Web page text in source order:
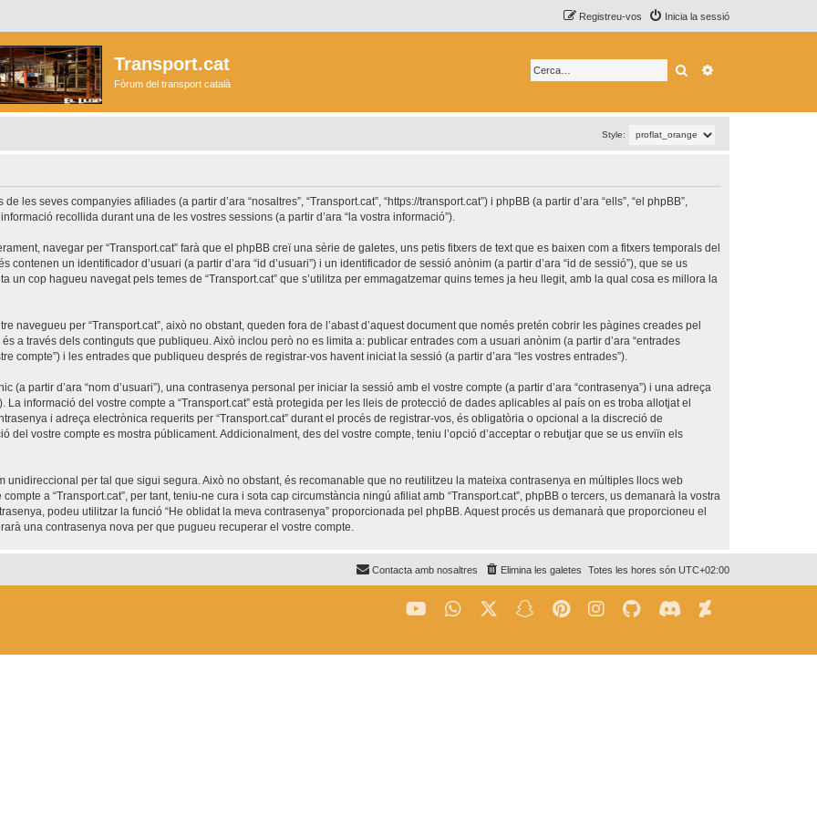
Inicia la sessió
Registreu-vos
Transport.cat
Fòrum del transport català
Cerca
Style:
les seves companyies afiliades (a partir d’ara “nosaltres”, “Transport.cat”, “https://transport.cat”) i phpBB (a partir d’ara “ells”, “el phpBB”,
recollida durant una de les vostres sessions (a partir d’ara “la vostra informació”).
navegar per “Transport.cat” farà que el phpBB creï una sèrie de galetes, uns petis fitxers de text que es baixen com a fitxers temporals del
un identificador d’usuari (a partir d’ara “id d’usuari”) i un identificador de sessió anònim (a partir d’ara “id de sessió”), que se us
un cop hagueu navegat pels temes de “Transport.cat” que s’utilitza per emmagatzemar quins temes ja heu llegit, amb la qual cosa es millora la
navegueu per “Transport.cat”, això no obstant, queden fora de l’abast d’aquest document que només pretén cobrir les pàgines creades pel
a través dels continguts que publiqueu. Això inclou però no es limita a: publicar entrades com a usuari anònim (a partir d’ara “entrades
compte”) i les entrades que publiqueu després de registrar-vos havent iniciat la sessió (a partir d’ara “les vostres entrades”).
partir d’ara “nom d’usuari”), una contrasenya personal per iniciar la sessió amb el vostre compte (a partir d’ara “contrasenya”) i una adreça
La informació del vostre compte a “Transport.cat” està protegida per les lleis de protecció de dades aplicables al país on es troba allotjat el
i adreça electrònica requerits per “Transport.cat” durant el procés de registrar-vos, és obligatòria o opcional a la discreció de
del vostre compte es mostra públicament. Addicionalment, des del vostre compte, teniu l’opció d’acceptar o rebutjar que se us enviïn els
per tal que sigui segura. Això no obstant, és recomanable que no reutilitzeu la mateixa contrasenya en múltiples llocs web
a “Transport.cat”, per tant, teniu-ne cura i sota cap circumstància ningú afiliat amb “Transport.cat”, phpBB o tercers, us demanarà la vostra
podeu utilitzar la funció “He oblidat la meva contrasenya” proporcionada pel phpBB. Aquest procés us demanarà que proporcioneu el
una contrasenya nova per que pugueu recuperar el vostre compte.
Totes les hores són UTC+02:00
Elimina les galetes
Contacta amb nosaltres